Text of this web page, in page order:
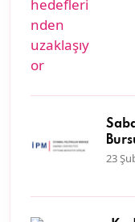
23